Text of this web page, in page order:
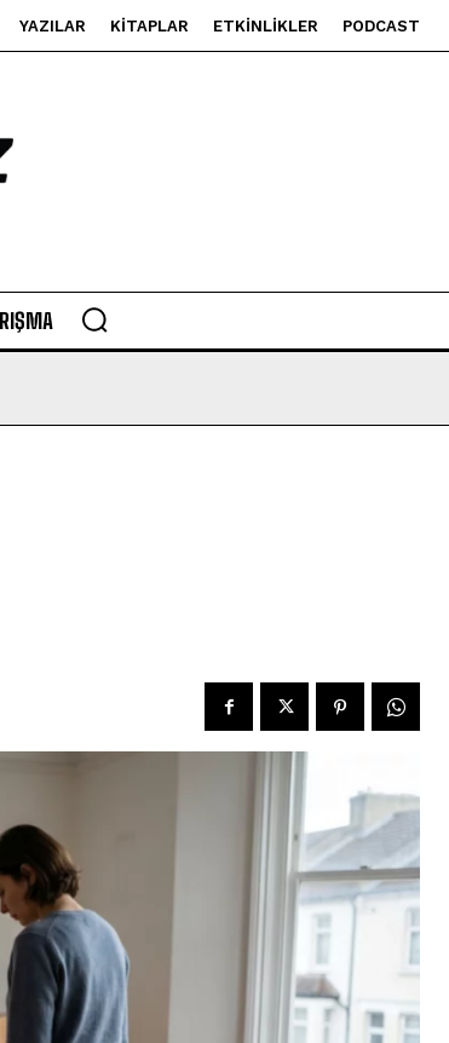
YAZILAR KITAPLAR ETKINLIKLER PODCAST